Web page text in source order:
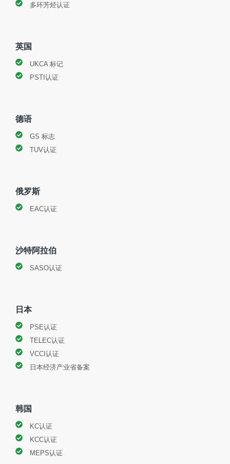
多环芳烃认证
英国
UKCA 标记
PSTI认证
德语
GS 标志
TUV认证
俄罗斯
EAC认证
沙特阿拉伯
SASO认证
日本
PSE认证
TELEC认证
VCCI认证
日本经济产业省备案
韩国
KC认证
KCC认证
MEPS认证